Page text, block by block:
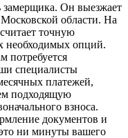
замерщика. Он выезжает
области. На
точную
необходимых опций.
потребуется
специалисты
платежей,
подходящую
взноса.
документов и
ни минуты вашего